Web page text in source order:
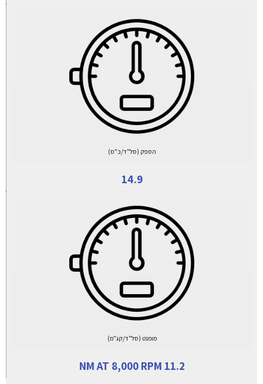
הספק (סל"ד/כ"ס)
14.9
מומנט (סל"ד/קג"מ)
11.2 NM AT 8,000 RPM